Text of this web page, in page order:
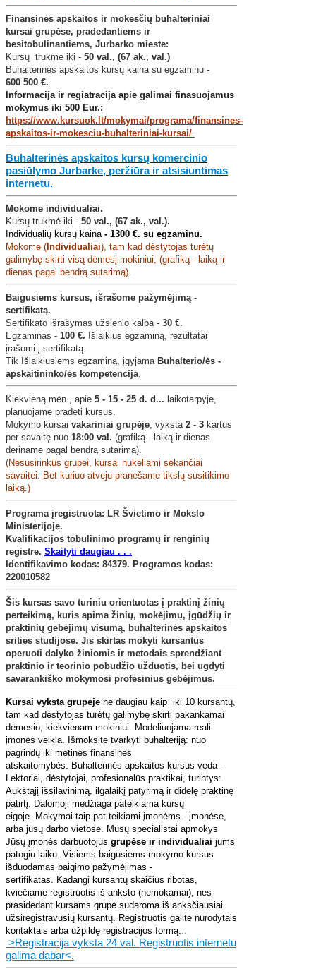
Finansinės apskaitos ir mokesčių buhalteriniai
kursai grupėse, pradedantiems ir
besitobulinantiems, Jurbarko mieste:
Kursų trukmė iki - 50 val., (67 ak., val.)
Buhalterinės apskaitos kursų kaina su egzaminu -
600 500 €.
Informacija ir regiatracija apie galimai finasuojamus
mokymus iki 500 Eur.:
https://www.kursuok.lt/mokymai/programa/finansines-
apskaitos-ir-mokesciu-buhalteriniai-kursai/
Buhalterinės apskaitos kursų komercinio
pasiūlymo Jurbarke, peržiūra ir atsisiuntimas
internetu.
Mokome individualiai.
Kursų trukmė iki - 50 val., (67 ak., val.).
Individualių kursų kaina - 1300 €. su egzaminu.
Mokome ( Individualiai), tam kad dėstytojas turėtų
galimybę skirti visą dėmesį mokiniui, (grafiką - laiką ir
dienas pagal bendrą sutarimą).
Baigusiems kursus, išrašome pažymėjimą -
sertifikatą.
Sertifikato išrašymas užsienio kalba - 30 €.
Egzaminas - 100 €. Išlaikius egzaminą, rezultatai
įrašomi į sertifikatą.
Tik Išlaikiusiems egzaminą, įgyjama Buhalterio/ės -
apskaitininko/ės kompetencija.
Kiekvieną mėn., apie 5 - 15 - 25 d. d... laikotarpyje,
planuojame pradėti kursus.
Mokymo kursai vakariniai grupėje, vyksta 2 - 3 kartus
per savaitę nuo 18:00 val. (grafiką - laiką ir dienas
deriname pagal bendrą sutarimą).
(Nesusirinkus grupei, kursai nukeliami sekančiai
savaitei. Bet kuriuo atveju pranešame tikslų susitikimo
laiką.)
Programa įregistruota: LR Švietimo ir Mokslo
Ministerijoje.
Kvalifikacijos tobulinimo programų ir renginių
registre. Skaityti daugiau . . .
Identifikavimo kodas: 84379. Programos kodas:
220010582
Šis kursas savo turiniu orientuotas į praktinį žinių
perteikimą, kuris apima žinių, mokėjimų, įgūdžių ir
praktinių gebėjimų visumą, buhalterinės apskaitos
srities studijose. Jis skirtas mokyti kursantus
operuoti dalyko žiniomis ir metodais sprendžiant
praktinio ir teorinio pobūdžio užduotis, bei ugdyti
savarankiško mokymosi profesinius gebėjimus.
Kursai vyksta grupėje ne daugiau kaip iki 10 kursantų,
tam kad dėstytojas turėtų galimybę skirti pakankamai
dėmesio, kiekvienam mokiniui. Modeliuojama reali
įmonės veikla. Išmoksite tvarkyti buhalteriją: nuo
pagrindų iki metinės finansinės
atskaitomybės. Buhalterinės apskaitos kursus veda -
Lektoriai, dėstytojai, profesionalūs praktikai, turintys:
Aukštąjį išsilavinimą, ilgalaikį patyrimą ir didelę praktinę
patirtį. Dalomoji medžiaga pateikiama kursų
eigoje. Mokymai taip pat teikiami įmonėms - įmonėse,
arba jūsų darbo vietose. Mūsų specialistai apmokys
Jūsų įmonės darbuotojus grupėse ir individualiai jums
patogiu laiku. Visiems baigusiems mokymo kursus
išduodamas baigimo pažymėjimas -
sertifikatas. Kadangi kursantų skaičius ribotas,
kviečiame registruotis iš anksto (nemokamai), nes
prasidedant kursams grupė sudaroma iš anksčiausiai
užsiregistravusių kursantų. Registruotis galite nurodytais
kontaktais arba užpildę registracijos formą...
>Registracija vyksta 24 val. Registruotis internetu
galima dabar<.